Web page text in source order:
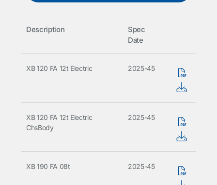
Description
Spec
Date
XB 120 FA 12t Electric 2025-45
XB 120 FA 12t Electric
ChsBody
2025-45
XB 190 FA 08t 2025-45